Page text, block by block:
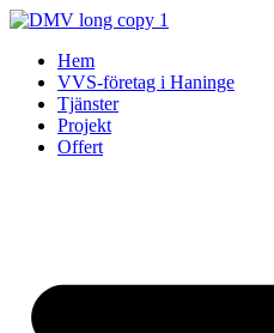
Skip
contentHem
VVS-företag i Haninge
Tjänster
Projekt
Offert